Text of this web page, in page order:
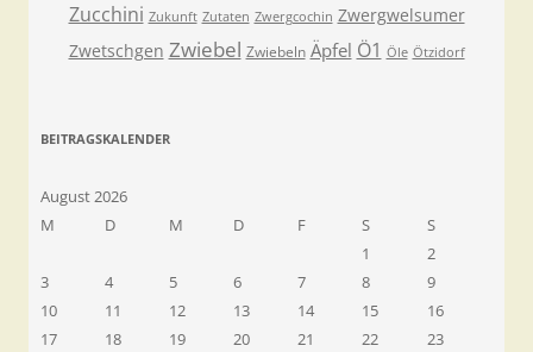
Zucchini Zukunft Zutaten Zwergcochin Zwergwelsumer
Zwetschgen Zwiebel Zwiebeln Äpfel Ö1 Öle Ötzidorf
BEITRAGSKALENDER
August 2026
M
D M D F S
S
1
2
3
4 5 6 7 8
9
10
11 12 13 14 15
16
17
18 19 20 21 22
23